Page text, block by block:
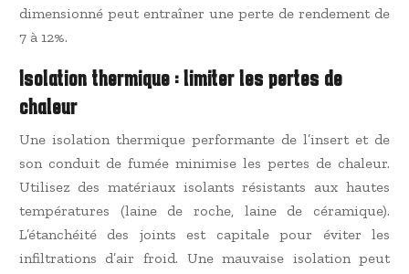
dimensionné peut entraîner une perte de rendement de
7 à 12%.
Isolation thermique : limiter les pertes de
chaleur
Une isolation thermique performante de l’insert et de
son conduit de fumée minimise les pertes de chaleur.
Utilisez des matériaux isolants résistants aux hautes
températures (laine de roche, laine de céramique).
L’étanchéité des joints est capitale pour éviter les
infiltrations d’air froid. Une mauvaise isolation peut